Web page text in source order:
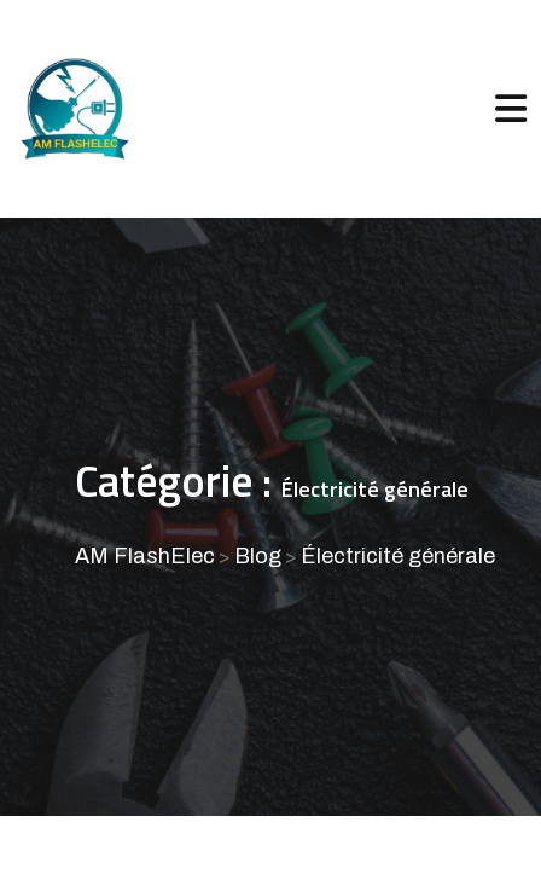
Catégorie :Électricité générale
AM FlashElec > Blog > Électricité générale